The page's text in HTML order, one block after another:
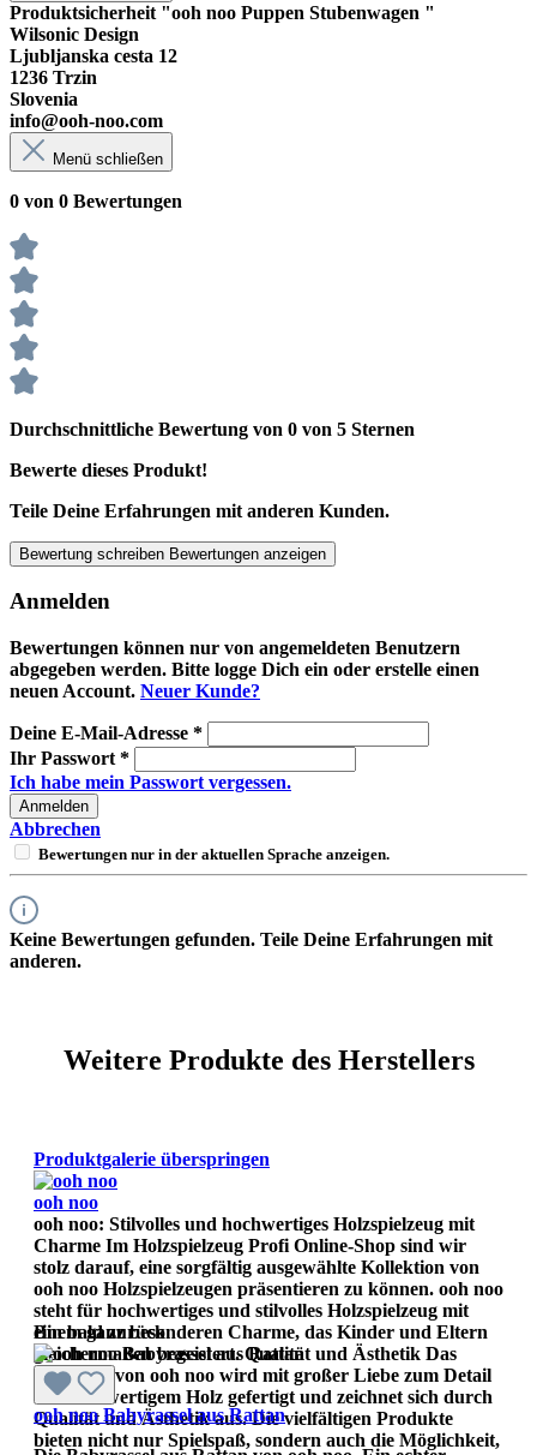
Produktsicherheit "ooh noo Puppen Stubenwagen "
Wilsonic Design
Ljubljanska cesta 12
1236 Trzin
Slovenia
info@ooh-noo.com
Menü schließen
0 von 0 Bewertungen
Durchschnittliche Bewertung von 0 von 5 Sternen
Bewerte dieses Produkt!
Teile Deine Erfahrungen mit anderen Kunden.
Bewertung schreiben Bewertungen anzeigen
Anmelden
Bewertungen können nur von angemeldeten Benutzern
abgegeben werden. Bitte logge Dich ein oder erstelle einen
neuen Account. Neuer Kunde?
Deine E-Mail-Adresse *
Ihr Passwort *
Ich habe mein Passwort vergessen.
Anmelden
Abbrechen
Bewertungen nur in der aktuellen Sprache anzeigen.
Keine Bewertungen gefunden. Teile Deine Erfahrungen mit
anderen.
Weitere Produkte des Herstellers
Produktgalerie überspringen
ooh noo
ooh noo: Stilvolles und hochwertiges Holzspielzeug mit
Charme Im Holzspielzeug Profi Online-Shop sind wir
stolz darauf, eine sorgfältig ausgewählte Kollektion von
ooh noo Holzspielzeugen präsentieren zu können. ooh noo
steht für hochwertiges und stilvolles Holzspielzeug mit
einem ganz besonderen Charme, das Kinder und Eltern
gleichermaßen begeistert. Qualität und Ästhetik Das
Spielzeug von ooh noo wird mit großer Liebe zum Detail
aus hochwertigem Holz gefertigt und zeichnet sich durch
Qualität und Ästhetik aus. Die vielfältigen Produkte
bieten nicht nur Spielspaß, sondern auch die Möglichkeit,
Bin bald zurück
ooh noo Babyrassel aus Rattan